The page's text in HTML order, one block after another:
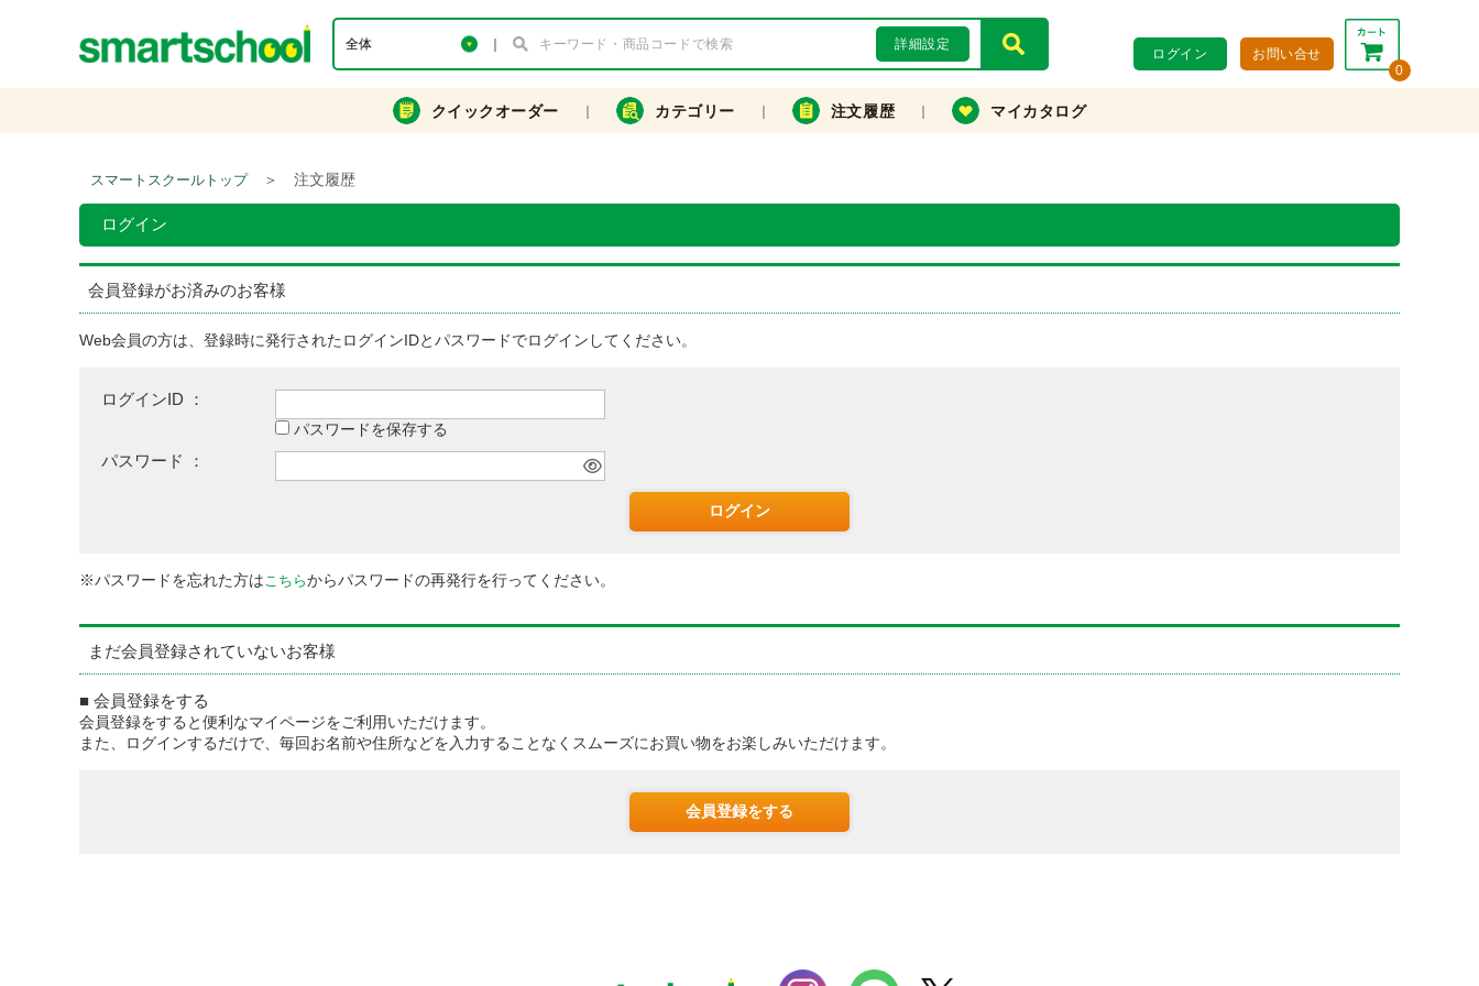
詳細設定
ログイン
お問い合せ
0
合計： 0円
カートを見る・注文する
クイックオーダー カテゴリー 注文履歴 マイカタログ
スマートスクールトップ ＞ 注文履歴
ログイン
会員登録がお済みのお客様
Web会員の方は、登録時に発行されたログインIDとパスワードでログインしてください。
ログインID ：
パスワードを保存する
パスワード ：
※パスワードを忘れた方はこちらからパスワードの再発行を行ってください。
まだ会員登録されていないお客様
■ 会員登録をする
会員登録をすると便利なマイページをご利用いただけます。
また、ログインするだけで、毎回お名前や住所などを入力することなくスムーズにお買い物をお楽しみいただけます。
会員登録をする